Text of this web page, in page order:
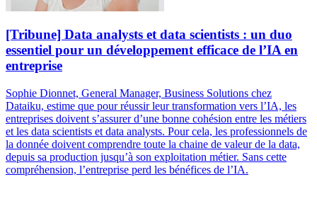
[Tribune] Data analysts et data scientists : un duo
essentiel pour un développement efficace de l’IA en
entreprise
Sophie Dionnet, General Manager, Business Solutions chez
Dataiku, estime que pour réussir leur transformation vers l’IA, les
entreprises doivent s’assurer d’une bonne cohésion entre les métiers
et les data scientists et data analysts. Pour cela, les professionnels de
la donnée doivent comprendre toute la chaine de valeur de la data,
depuis sa production jusqu’à son exploitation métier. Sans cette
compréhension, l’entreprise perd les bénéfices de l’IA.